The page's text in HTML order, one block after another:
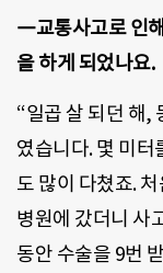
―교통사고로 인
을 하게 되었나요.
“일곱 살 되던 해,
였습니다. 몇 미터
도 많이 다쳤죠.
병원에 갔더니 사
동안 수술을 9번